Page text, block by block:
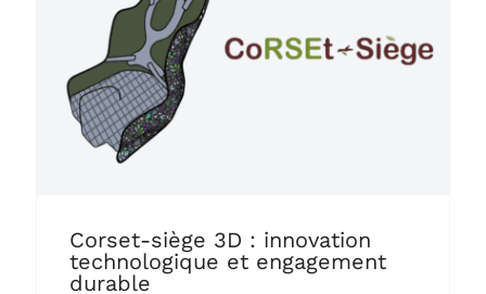
Corset-siège 3D : innovation
technologique et engagement
durable